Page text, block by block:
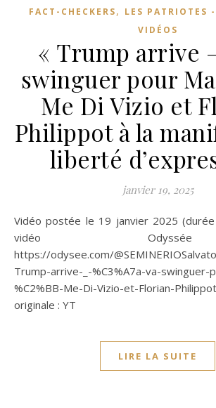
FACT-CHECKERS, LES PATRIOTES
VIDÉOS
« Trump arrive
swinguer pour
Me Di Vizio et
Philippot à la
liberté
janvier 19, 2025
Vidéo postée le 19 janvier 2025 (durée 14 min) : Source
vidéo
https://odysee.com/
Trump-arrive-_-%C3%A7a-va-swinguer-
%C2%BB-Me-Di-Vizio-et-Florian-
originale : YT
LIRE LA SUITE